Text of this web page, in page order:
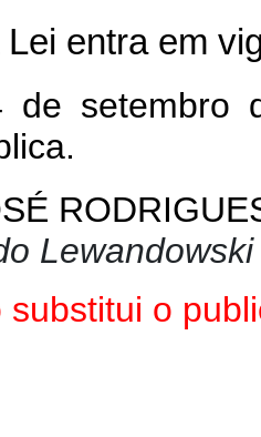
Lei entra em
de setembro
Lewandowski
substitui o